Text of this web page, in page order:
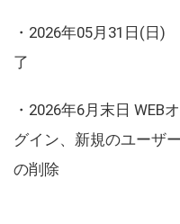
・2026年05月31日(日
了
・2026年6月末日 WEB
グイン、新規のユーザ
の削除